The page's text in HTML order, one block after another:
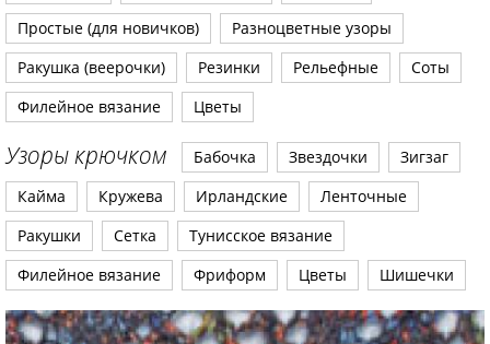
Простые (для новичков)
Разноцветные узоры
Ракушка (веерочки)
Резинки Рельефные
Соты
Филейное вязание
Цветы
Узоры крючком Бабочка Звездочки
Зигзаг
Кайма
Кружева Ирландские
Ленточные
Ракушки
Сетка
Тунисское вязание
Филейное вязание
Фриформ Цветы Шишечки